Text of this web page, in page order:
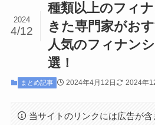
種類以上のフィ
きた専門家がお
人気のフィナン
選！
2024
4/12
まとめ記事 2024年4月12日 2024年
当サイトのリンクには広告が含